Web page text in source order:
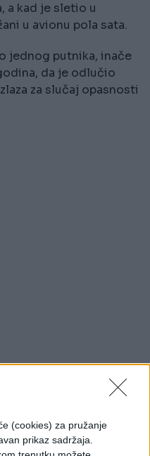
(cookies) za pružanje
prikaz sadržaja.
a kad je sletio u
u avionu pola sata.
jednog putnika, inače
da je odlučio
za slučaj opasnosti